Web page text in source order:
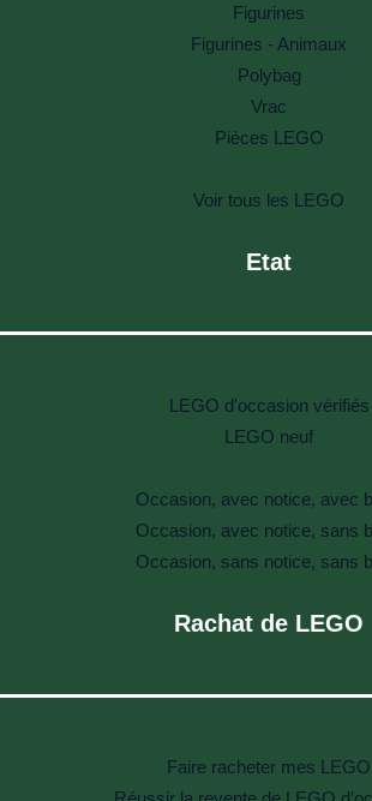
Figurines
Figurines - Animaux
Polybag
Vrac
Pièces LEGO
Voir tous les LEGO
Etat
LEGO d'occasion vérifiés
LEGO neuf
Occasion, avec notice, avec
Occasion, avec notice, sans
Occasion, sans notice, sans
Rachat de LEGO
Faire racheter mes LEGO